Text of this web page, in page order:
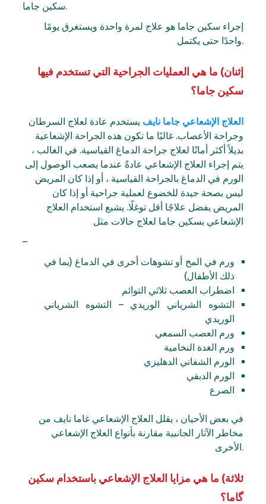
سكين جاما.
إجراء سكين جاما هو علاج لمرة واحدة ويستغرق يومًا
واحدًا حتى يكتمل.
إثنان) ما هي العمليات الجراحية التي تستخدم فيها
سكين جاما؟
العلاج الإشعاعي جاما نايف يستخدم عادة لعلاج السرطان
وجراحة الأعصاب. غالبًا ما تكون هذه الجراحة الإشعاعية
بديلاً أكثر أمانًا لعلاج جراحة الدماغ القياسية. في الغالب ،
يتم إجراء العلاج الإشعاعي عادةً عندما يصعب الوصول إلى
الورم في الدماغ بالجراحة القياسية ، أو إذا كان المريض
ليس بصحة جيدة للخضوع لعملية جراحية أو إذا كان
المريض يفضل علاجًا أقل توغلًا. يشيع استخدام العلاج
الإشعاعي بسكين جاما لعلاج حالات مثل
–
ورم في المخ أو تشوهات أخرى في الدماغ (بما في
ذلك الأطفال)
اضطراب العصب ثلاثي التوائم
التشوه الشرياني الوريدي – التشوه الشرياني
الوريدي
ورم العصب السمعي
ورم الغدة النخامية
الورم الشفاني الدهليزي
الورم الدبقي
الصرع
في بعض الأحيان ، يقلل العلاج الإشعاعي غاما نايف من
مخاطر الآثار الجانبية مقارنة بأنواع العلاج الإشعاعي
الأخرى.
ثلاثة) ما هي مزايا العلاج الإشعاعي باستخدام سكين
گاما؟